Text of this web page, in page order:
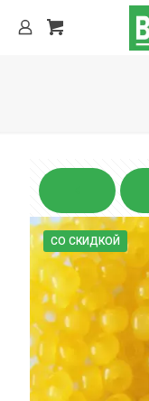
СО СКИДКОЙ